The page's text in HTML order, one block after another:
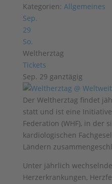
Kategorien: Allgemeines
Sep.
29
So.
Weltherztag
Tickets
Sep. 29 ganztägig
Der Weltherztag findet
statt und ist eine
Federation (WHF), in der
kardiologischen
Ländern
Unter jährlich
Herzerkrankungen,